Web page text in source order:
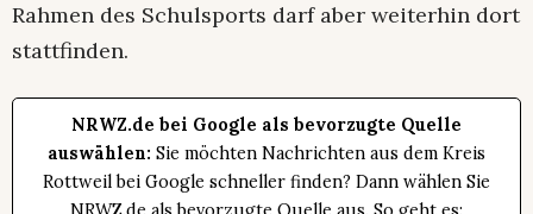
Rahmen des Schulsports darf aber weiterhin dort
stattfinden.
NRWZ.de bei Google als bevorzugte Quelle
auswählen: Sie möchten Nachrichten aus dem Kreis
Rottweil bei Google schneller finden? Dann wählen Sie